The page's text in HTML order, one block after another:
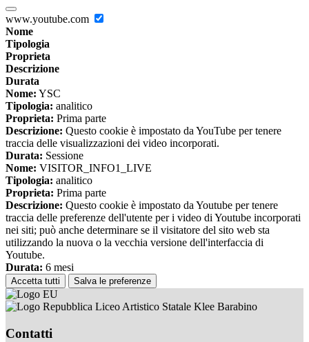
www.youtube.com
Nome
Tipologia
Proprieta
Descrizione
Durata
Nome: YSC
Tipologia: analitico
Proprieta: Prima parte
Descrizione: Questo cookie è impostato da YouTube per tenere
traccia delle visualizzazioni dei video incorporati.
Durata: Sessione
Nome: VISITOR_INFO1_LIVE
Tipologia: analitico
Proprieta: Prima parte
Descrizione: Questo cookie è impostato da Youtube per tenere
traccia delle preferenze dell'utente per i video di Youtube incorporati
nei siti; può anche determinare se il visitatore del sito web sta
utilizzando la nuova o la vecchia versione dell'interfaccia di
Youtube.
Durata: 6 mesi
Accetta tutti Salva le preferenze
Liceo Artistico Statale Klee Barabino
Contatti